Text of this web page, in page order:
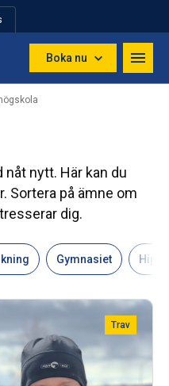
Boka nu
nåt nytt. Här kan du
Sortera på ämne om
dig.
Gymnasiet
Trav